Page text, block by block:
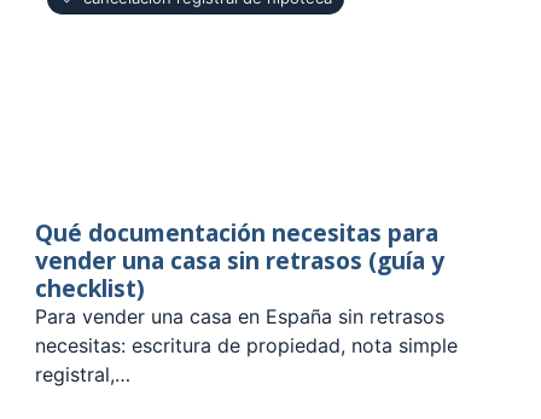
Qué documentación necesitas para
vender una casa sin retrasos (guía y
checklist)
Para vender una casa en España sin retrasos
necesitas: escritura de propiedad, nota simple
registral,…